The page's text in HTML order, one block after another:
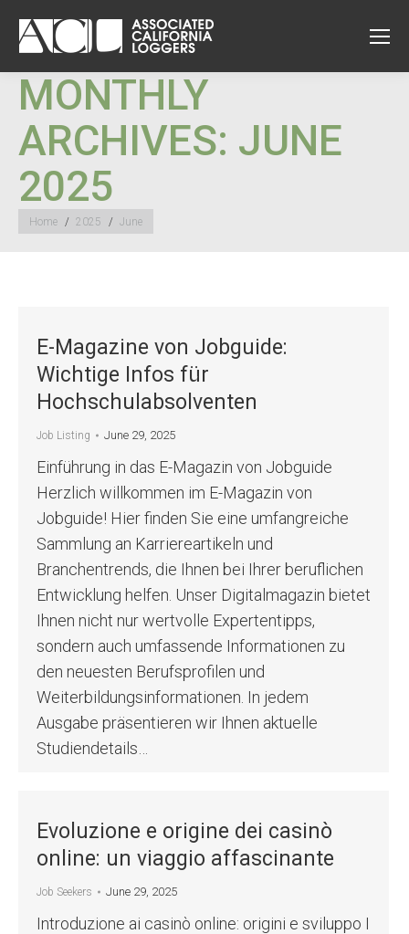
MONTHLY
ARCHIVES: JUNE
2025
You are here:
Home 2025 June
E-Magazine von Jobguide:
Wichtige Infos für
Hochschulabsolventen
Job Listing June 29, 2025
Einführung in das E-Magazin von Jobguide
Herzlich willkommen im E-Magazin von
Jobguide! Hier finden Sie eine umfangreiche
Sammlung an Karriereartikeln und
Branchentrends, die Ihnen bei Ihrer beruflichen
Entwicklung helfen. Unser Digitalmagazin bietet
Ihnen nicht nur wertvolle Expertentipps,
sondern auch umfassende Informationen zu
den neuesten Berufsprofilen und
Weiterbildungsinformationen. In jedem
Ausgabe präsentieren wir Ihnen aktuelle
Studiendetails…
Evoluzione e origine dei casinò
online: un viaggio affascinante
Job Seekers June 29, 2025
Introduzione ai casinò online: origini e sviluppo I